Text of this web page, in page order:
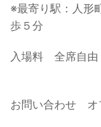
※最寄り駅：人形
歩５分
入場料 全席自由
お問い合わせ オ